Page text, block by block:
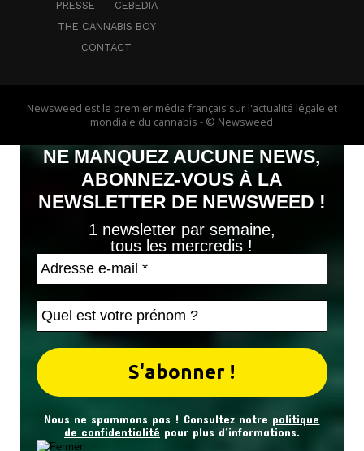
PRESSE
CEBEDIA
THE CANNABIS BOY
CONTACT
Newsweed est le premier média français sur l'actualité légale et
mondiale du cannabis - © Newsweed
NE MANQUEZ AUCUNE NEWS,
ABONNEZ-VOUS À LA
NEWSLETTER DE NEWSWEED !
1 newsletter par semaine,
tous les mercredis !
Nous ne spammons pas ! Consultez notre politique
de confidentialité pour plus d’informations.